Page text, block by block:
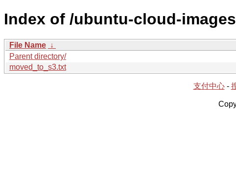
Index of /ubuntu-cloud-
File Name ↓
Parent directory/
moved_to_s3.txt
支付中心-